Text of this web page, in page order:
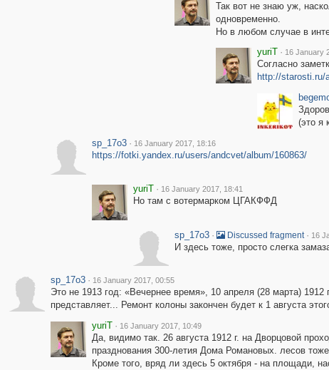
Так вот не знаю уж,
одновременно.
Но в любом случае в
yuriT · 16 January
Согласно
http://starosti.ru/
(это я
sp_17o3 · 16 January 2017, 18:16
https://fotki.yandex.ru/users/andcvet/album/160863/
yuriT · 16 January 2017, 18:41
Но там с вотермарком ЦГАКФФД
sp_17o3 · Discussed fragment · 16
И здесь тоже, просто слегка
sp_17o3 · 16 January 2017, 00:55
Это не 1913 год: «Вечернее время», 10 апреля (28 марта)
представляет... Ремонт колоны закончен будет к 1 августа
yuriT · 16 January 2017, 10:49
Да, видимо так. 26 августа 1912 г. на Дворцовой
празднования 300-летия Дома Романовых. лесов
Кроме того, вряд ли здесь 5 октября - на площади,